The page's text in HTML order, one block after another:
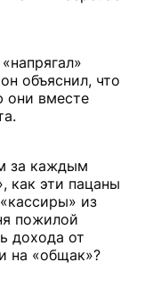
объяснил, что
они вместе
за каждым
как эти пацаны
из
пожилой
дохода от
на «общак»?